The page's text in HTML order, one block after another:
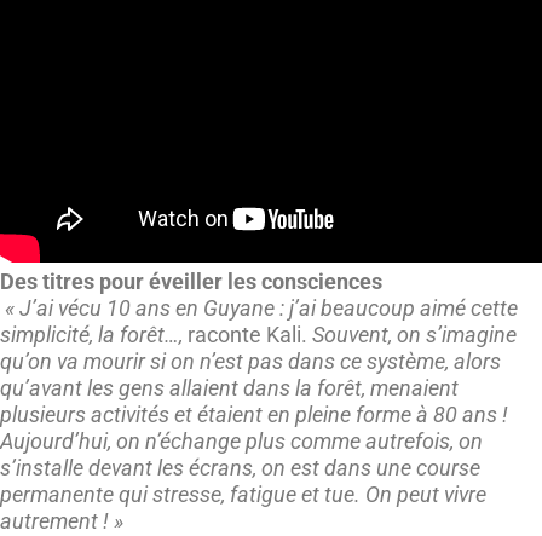
Des titres pour éveiller les consciences
« J’ai vécu 10 ans en Guyane : j’ai beaucoup aimé cette
simplicité, la forêt…, raconte Kali. Souvent, on s’imagine
qu’on va mourir si on n’est pas dans ce système, alors
qu’avant les gens allaient dans la forêt, menaient
plusieurs activités et étaient en pleine forme à 80 ans !
Aujourd’hui, on n’échange plus comme autrefois, on
s’installe devant les écrans, on est dans une course
permanente qui stresse, fatigue et tue. On peut vivre
autrement ! »